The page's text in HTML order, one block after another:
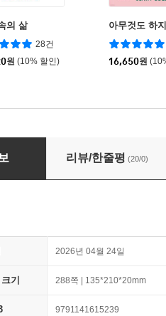
의 삶
28건
원 (10% 할인)
아무것도 하
16,650원
는 사람들
리뷰/한줄평 (20/0)
2026년 04월 24일
기 288쪽 | 135*210*20mm
9791141615239